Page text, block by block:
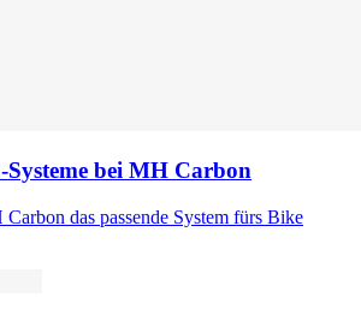
bei MH Carbon
das passende System fürs Bike